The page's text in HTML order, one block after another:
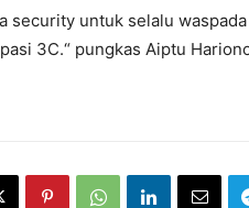
security untuk selalu
3C.“ pungkas Aiptu